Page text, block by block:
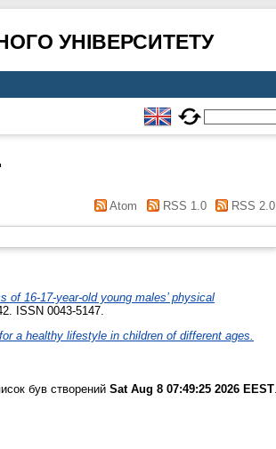
УНІВЕРСИТЕТУ
Atom RSS 1.0 RSS 2.0
of 16-17-year-old young males’ physical
ISSN 0043-5147.
a healthy lifestyle in children of different ages.
був створений Sat Aug 8 07:49:25 2026 EEST